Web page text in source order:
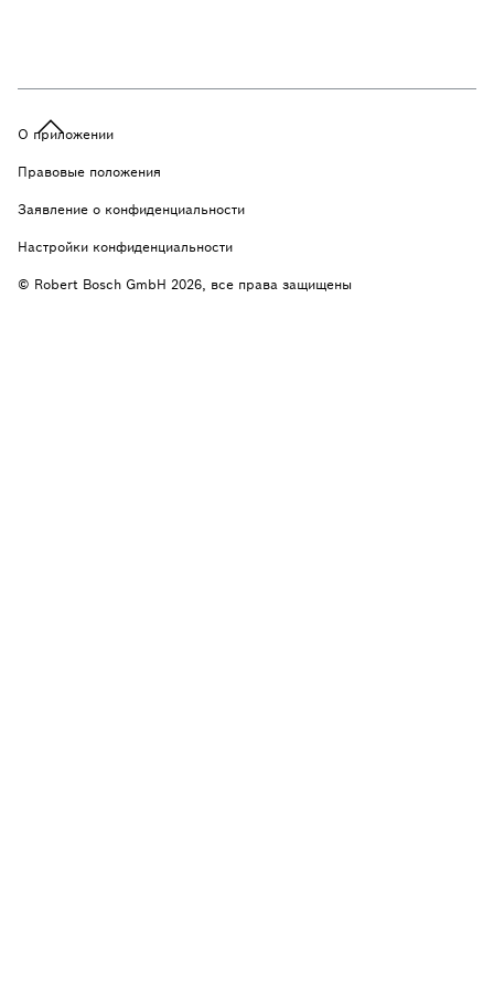
О приложении
Правовые положения
Заявление о конфиденциальности
Настройки конфиденциальности
© Robert Bosch GmbH 2026, все права защищены